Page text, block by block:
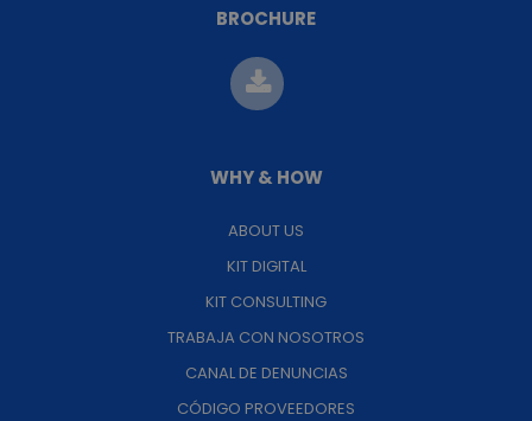
BROCHURE
WHY & HOW
ABOUT US
KIT DIGITAL
KIT CONSULTING
TRABAJA CON NOSOTROS
CANAL DE DENUNCIAS
CÓDIGO PROVEEDORES